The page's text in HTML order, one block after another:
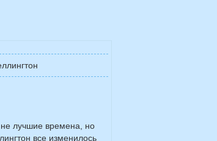
лучшие времена, но
все изменилось